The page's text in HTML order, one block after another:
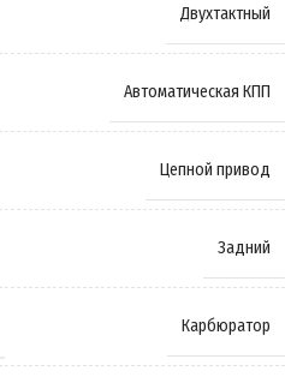
Двухтактный
Автоматическая КПП
Цепной привод
Задний
Карбюратор